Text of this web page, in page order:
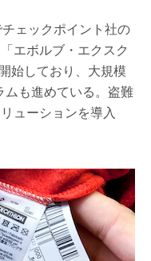
ェックポイント社の
エボルブ・エクスク
始しており、大規模
も進めている。盗難
ューションを導入